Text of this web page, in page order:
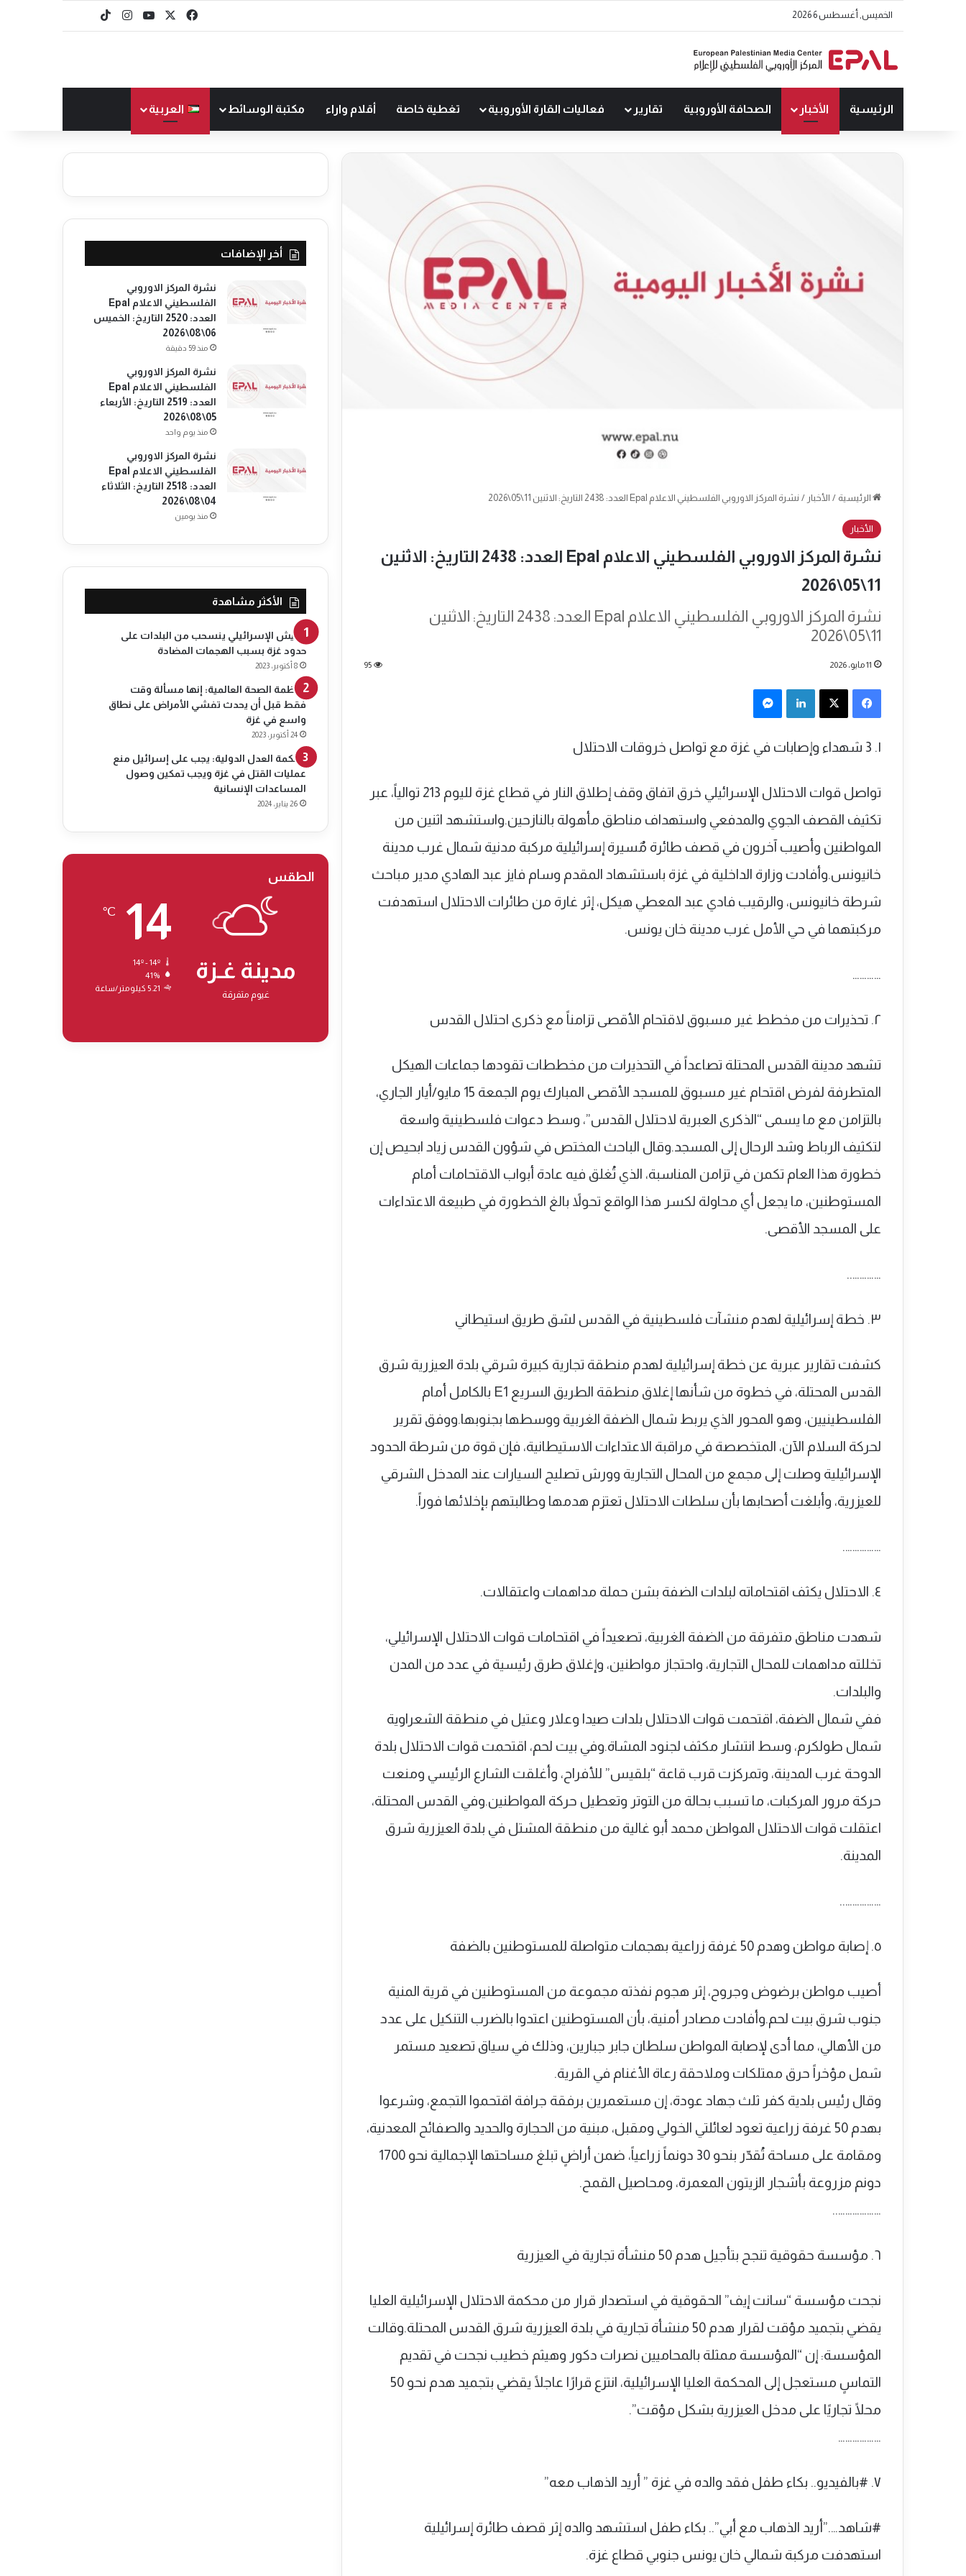
الخميس, أغسطس 6 2026 فيسبوك ‫YouTubeانستقرام
الرئيسية الأخبار الصحافة الأوروبية تقارير فعاليات القارة الأوروبية تغطية خاصة أقلام واراء مكتبة الوسائط العربية
الرئيسية / الأخبار / نشرة المركز الاوروبي الفلسطيني الاعلام Epal العدد: 2438 التاريخ: الاثنين 11\05\2026
الأخبار
نشرة المركز الاوروبي الفلسطيني الاعلام Epal العدد: 2438 التاريخ: الاثنين
11\05\2026
نشرة المركز الاوروبي الفلسطيني الاعلام Epal العدد: 2438 التاريخ: الاثنين
11\05\2026
11 مايو، 2026 95
فيسبوك ‫X لينكدإن
١. 3 شهداء وإصابات في غزة مع تواصل خروقات الاحتلال
تواصل قوات الاحتلال الإسرائيلي خرق اتفاق وقف إطلاق النار في قطاع غزة لليوم 213 توالياً، عبر
تكثيف القصف الجوي والمدفعي واستهداف مناطق مأهولة بالنازحين.واستشهد اثنين من
المواطنين وأصيب آخرون في قصف طائرة مٌسيرة إسرائيلية مركبة مدنية شمال غرب مدينة
خانيونس.وأفادت وزارة الداخلية في غزة باستشهاد المقدم وسام فايز عبد الهادي مدير مباحث
شرطة خانيونس، والرقيب فادي عبد المعطي هيكل، إثر غارة من طائرات الاحتلال استهدفت
مركبتهما في حي الأمل غرب مدينة خان يونس.
…………
٢. تحذيرات من مخطط غير مسبوق لاقتحام الأقصى تزامناً مع ذكرى احتلال القدس
تشهد مدينة القدس المحتلة تصاعداً في التحذيرات من مخططات تقودها جماعات الهيكل
المتطرفة لفرض اقتحام غير مسبوق للمسجد الأقصى المبارك يوم الجمعة 15 مايو/أيار الجاري،
بالتزامن مع ما يسمى “الذكرى العبرية لاحتلال القدس”، وسط دعوات فلسطينية واسعة
لتكثيف الرباط وشد الرحال إلى المسجد.وقال الباحث المختص في شؤون القدس زياد ابحيص إن
خطورة هذا العام تكمن في تزامن المناسبة، الذي تُغلق فيه عادة أبواب الاقتحامات أمام
المستوطنين، ما يجعل أي محاولة لكسر هذا الواقع تحولاً بالغ الخطورة في طبيعة الاعتداءات
على المسجد الأقصى.
…………..
٣. خطة إسرائيلية لهدم منشآت فلسطينية في القدس لشق طريق استيطاني
كشفت تقارير عبرية عن خطة إسرائيلية لهدم منطقة تجارية كبيرة شرقي بلدة العيزرية شرق
القدس المحتلة، في خطوة من شأنها إغلاق منطقة الطريق السريع E1 بالكامل أمام
الفلسطينيين، وهو المحور الذي يربط شمال الضفة الغربية ووسطها بجنوبها.ووفق تقرير
لحركة السلام الآن، المتخصصة في مراقبة الاعتداءات الاستيطانية، فإن قوة من شرطة الحدود
الإسرائيلية وصلت إلى مجمع من المحال التجارية وورش تصليح السيارات عند المدخل الشرقي
للعيزرية، وأبلغت أصحابها بأن سلطات الاحتلال تعتزم هدمها وطالبتهم بإخلائها فوراً.
…………….
٤. الاحتلال يكثف اقتحاماته لبلدات الضفة بشن حملة مداهمات واعتقالات.
شهدت مناطق متفرقة من الضفة الغربية، تصعيداً في اقتحامات قوات الاحتلال الإسرائيلي،
تخللته مداهمات للمحال التجارية، واحتجاز مواطنين، وإغلاق طرق رئيسية في عدد من المدن
والبلدات.
ففي شمال الضفة، اقتحمت قوات الاحتلال بلدات صيدا وعلار وعتيل في منطقة الشعراوية
شمال طولكرم، وسط انتشار مكثف لجنود المشاة.وفي بيت لحم، اقتحمت قوات الاحتلال بلدة
الدوحة غرب المدينة، وتمركزت قرب قاعة “بلقيس” للأفراح، وأغلقت الشارع الرئيسي ومنعت
حركة مرور المركبات، ما تسبب بحالة من التوتر وتعطيل حركة المواطنين.وفي القدس المحتلة،
اعتقلت قوات الاحتلال المواطن محمد أبو غالية من منطقة المشتل في بلدة العيزرية شرق
المدينة.
……………..
٥. إصابة مواطن وهدم 50 غرفة زراعية بهجمات متواصلة للمستوطنين بالضفة
أصيب مواطن برضوض وجروح، إثر هجوم نفذته مجموعة من المستوطنين في قرية المنية
جنوب شرق بيت لحم.وأفادت مصادر أمنية، بأن المستوطنين اعتدوا بالضرب التنكيل على عدد
من الأهالي، مما أدى لإصابة المواطن سلطان جابر جبارين، وذلك في سياق تصعيد مستمر
شمل مؤخراً حرق ممتلكات وملاحقة رعاة الأغنام في القرية.
وقال رئيس بلدية كفر ثلث جهاد عودة، إن مستعمرين برفقة جرافة اقتحموا التجمع، وشرعوا
بهدم 50 غرفة زراعية تعود لعائلتي الخولي ومقبل، مبنية من الحجارة والحديد والصفائح المعدنية،
ومقامة على مساحة تُقدّر بنحو 30 دونماً زراعياً، ضمن أراضٍ تبلغ مساحتها الإجمالية نحو 1700
دونم مزروعة بأشجار الزيتون المعمرة، ومحاصيل القمح.
………………..
٦. مؤسسة حقوقية تنجح بتأجيل هدم 50 منشأة تجارية في العيزرية
نجحت مؤسسة “سانت إيف” الحقوقية في استصدار قرار من محكمة الاحتلال الإسرائيلية العليا
يقضي بتجميد مؤقت لقرار هدم 50 منشأة تجارية في بلدة العيزرية شرق القدس المحتلة.وقالت
المؤسسة: إن “المؤسسة ممثلة بالمحاميين نصرات دكور وهيثم خطيب نجحت في تقديم
التماسٍ مستعجل إلى المحكمة العليا الإسرائيلية، انتزع قرارًا عاجلًا يقضي بتجميد هدم نحو 50
محلًا تجاريًا على مدخل العيزرية بشكل مؤقت”.
………………
٧. #بالفيديو.. بكاء طفل فقد والده في غزة ” أريد الذهاب معه”
#شاهد….”أريد الذهاب مع أبي”.. بكاء طفل استشهد والده إثر قصف طائرة إسرائيلية
استهدفت مركبة شمالي خان يونس جنوبي قطاع ‎غزة.
أخر الإضافات
نشرة المركز الاوروبي
الفلسطيني الاعلام Epal
العدد: 2520 التاريخ: الخميس
06\08\2026
منذ 59 دقيقة
نشرة المركز الاوروبي
الفلسطيني الاعلام Epal
العدد: 2519 التاريخ: الأربعاء
05\08\2026
منذ يوم واحد
نشرة المركز الاوروبي
الفلسطيني الاعلام Epal
العدد: 2518 التاريخ: الثلاثاء
04\08\2026
منذ يومين
الأكثر مشاهدة
الجيش الإسرائيلي ينسحب من البلدات على
حدود غزة بسبب الهجمات المضادة
8 أكتوبر، 2023
منظمة الصحة العالمية: إنها مسألة وقت
فقط قبل أن يحدث تفشي الأمراض على نطاق
واسع في غزة
24 أكتوبر، 2023
محكمة العدل الدولية: يجب على إسرائيل منع
عمليات القتل في غزة ويجب تمكين وصول
المساعدات الإنسانية
26 يناير، 2024
الطقس
مدينة غـزة
غيوم متفرقة
14
℃
41%
5.21 كيلومتر/ساعة